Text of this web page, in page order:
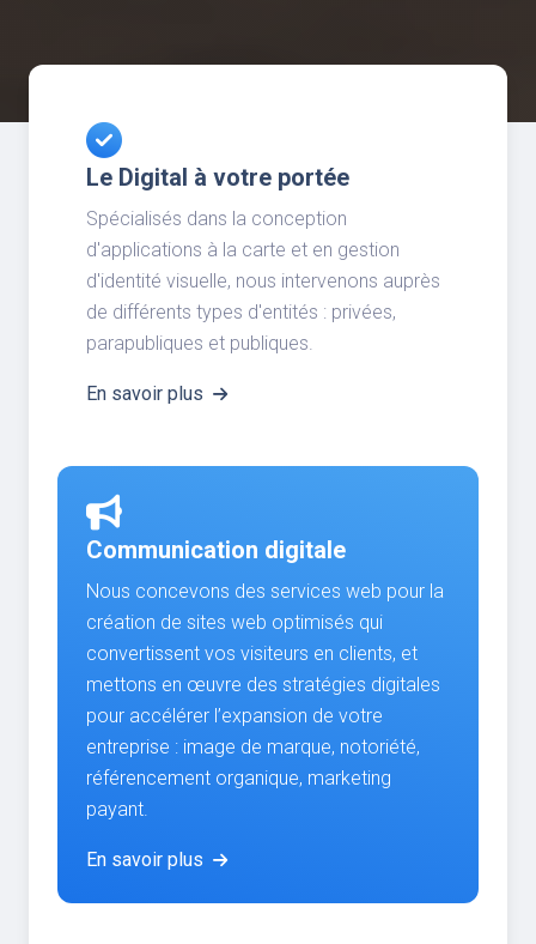
Le Digital à votre portée
Spécialisés dans la conception
d'applications à la carte et en gestion
d'identité visuelle, nous intervenons auprès
de différents types d'entités : privées,
parapubliques et publiques.
En savoir plus
Communication digitale
Nous concevons des services web pour la
création de sites web optimisés qui
convertissent vos visiteurs en clients, et
mettons en œuvre des stratégies digitales
pour accélérer l’expansion de votre
entreprise : image de marque, notoriété,
référencement organique, marketing
payant.
En savoir plus